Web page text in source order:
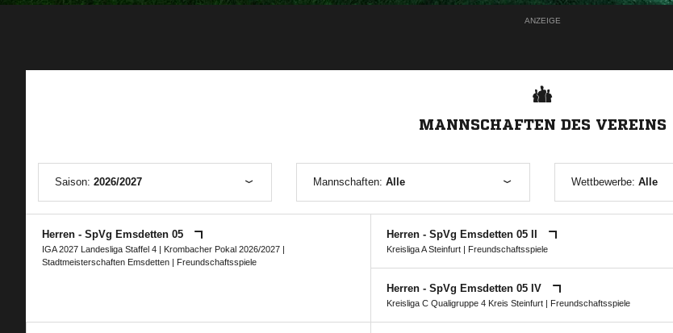
ANZEIGE
MANNSCHAFTEN DES VEREINS
Saison: 2026/2027 Mannschaften: Alle Wettbewerbe: Alle
Herren - SpVg Emsdetten 05
IGA 2027 Landesliga Staffel 4 | Krombacher Pokal 2026/2027 |
Stadtmeisterschaften Emsdetten | Freundschaftsspiele
Herren - SpVg Emsdetten 05 II
Kreisliga A Steinfurt| Freundschaftsspiele
Herren - SpVg Emsdetten 05 IV
Kreisliga C Qualigruppe 4 Kreis Steinfurt| Freundschaftsspiele